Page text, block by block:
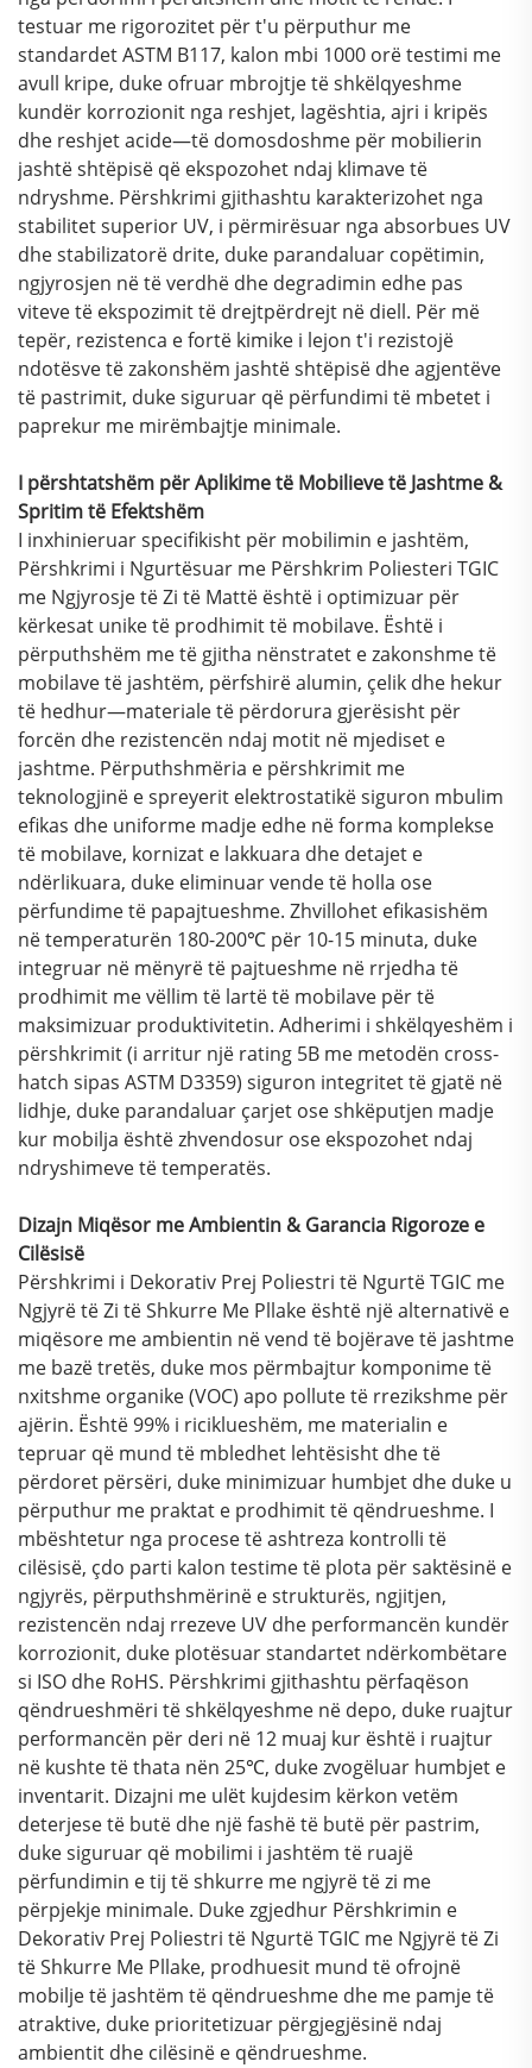
testuar me rigorozitet për t'u përputhur me
standardet ASTM B117, kalon mbi 1000 orë testimi me
avull kripe, duke ofruar mbrojtje të shkëlqyeshme
kundër korrozionit nga reshjet, lagështia, ajri i kripës
dhe reshjet acide—të domosdoshme për mobilierin
jashtë shtëpisë që ekspozohet ndaj klimave të
ndryshme. Përshkrimi gjithashtu karakterizohet nga
stabilitet superior UV, i përmirësuar nga absorbues UV
dhe stabilizatorë drite, duke parandaluar copëtimin,
ngjyrosjen në të verdhë dhe degradimin edhe pas
viteve të ekspozimit të drejtpërdrejt në diell. Për më
tepër, rezistenca e fortë kimike i lejon t'i rezistojë
ndotësve të zakonshëm jashtë shtëpisë dhe agjentëve
të pastrimit, duke siguruar që përfundimi të mbetet i
paprekur me mirëmbajtje minimale.
I përshtatshëm për Aplikime të Mobilieve të Jashtme &
Spritim të Efektshëm
I inxhinieruar specifikisht për mobilimin e jashtëm,
Përshkrimi i Ngurtësuar me Përshkrim Poliesteri TGIC
me Ngjyrosje të Zi të Mattë është i optimizuar për
kërkesat unike të prodhimit të mobilave. Është i
përputhshëm me të gjitha nënstratet e zakonshme të
mobilave të jashtëm, përfshirë alumin, çelik dhe hekur
të hedhur—materiale të përdorura gjerësisht për
forcën dhe rezistencën ndaj motit në mjediset e
jashtme. Përputhshmëria e përshkrimit me
teknologjinë e spreyerit elektrostatikë siguron mbulim
efikas dhe uniforme madje edhe në forma komplekse
të mobilave, kornizat e lakkuara dhe detajet e
ndërlikuara, duke eliminuar vende të holla ose
përfundime të papajtueshme. Zhvillohet efikasishëm
në temperaturën 180-200℃ për 10-15 minuta, duke
integruar në mënyrë të pajtueshme në rrjedha të
prodhimit me vëllim të lartë të mobilave për të
maksimizuar produktivitetin. Adherimi i shkëlqyeshëm i
përshkrimit (i arritur një rating 5B me metodën cross-
hatch sipas ASTM D3359) siguron integritet të gjatë në
lidhje, duke parandaluar çarjet ose shkëputjen madje
kur mobilja është zhvendosur ose ekspozohet ndaj
ndryshimeve të temperatës.
Dizajn Miqësor me Ambientin & Garancia Rigoroze e
Cilësisë
Përshkrimi i Dekorativ Prej Poliestri të Ngurtë TGIC me
Ngjyrë të Zi të Shkurre Me Pllake është një alternativë e
miqësore me ambientin në vend të bojërave të jashtme
me bazë tretës, duke mos përmbajtur komponime të
nxitshme organike (VOC) apo pollute të rrezikshme për
ajërin. Është 99% i riciklueshëm, me materialin e
tepruar që mund të mbledhet lehtësisht dhe të
përdoret përsëri, duke minimizuar humbjet dhe duke u
përputhur me praktat e prodhimit të qëndrueshme. I
mbështetur nga procese të ashtreza kontrolli të
cilësisë, çdo parti kalon testime të plota për saktësinë e
ngjyrës, përputhshmërinë e strukturës, ngjitjen,
rezistencën ndaj rrezeve UV dhe performancën kundër
korrozionit, duke plotësuar standartet ndërkombëtare
si ISO dhe RoHS. Përshkrimi gjithashtu përfaqëson
qëndrueshmëri të shkëlqyeshme në depo, duke ruajtur
performancën për deri në 12 muaj kur është i ruajtur
në kushte të thata nën 25℃, duke zvogëluar humbjet e
inventarit. Dizajni me ulët kujdesim kërkon vetëm
deterjese të butë dhe një fashë të butë për pastrim,
duke siguruar që mobilimi i jashtëm të ruajë
përfundimin e tij të shkurre me ngjyrë të zi me
përpjekje minimale. Duke zgjedhur Përshkrimin e
Dekorativ Prej Poliestri të Ngurtë TGIC me Ngjyrë të Zi
të Shkurre Me Pllake, prodhuesit mund të ofrojnë
mobilje të jashtëm të qëndrueshme dhe me pamje të
atraktive, duke prioritetizuar përgjegjësinë ndaj
ambientit dhe cilësinë e qëndrueshme.